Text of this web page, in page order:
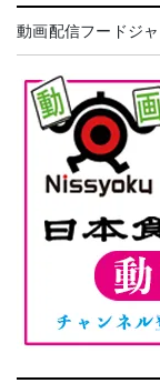
動画配信フードジ